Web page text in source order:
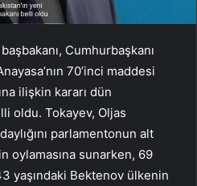
Cumhurbaşkanı
70’inci maddesi
ilişkin kararı dün
oldu. Tokayev, Oljas
parlamentonun alt
oylamasına sunarken, 69
yaşındaki Bektenov ülkenin